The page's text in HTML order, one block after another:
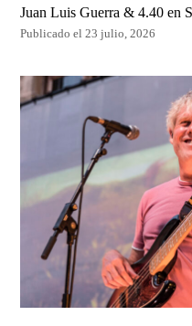
Juan Luis Guerra & 4.40 en
Publicado el 23 julio, 2026